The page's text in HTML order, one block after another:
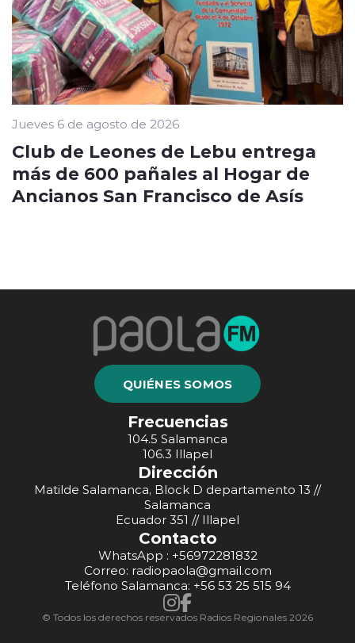
Jueves 6 de agosto de 2026
Club de Leones de Lebu entrega
más de 600 pañales al Hogar de
Ancianos San Francisco de Asís
QUIÉNES SOMOS
Frecuencias
104.5 Salamanca
106.3 Illapel
Dirección
Matilde Salamanca, Block D departamento 13 //
Salamanca
Ecuador 351 // Illapel
Contacto
WhatsApp : +56972281832
Correo: radiopaola@gmail.com
Teléfono Salamanca: +56 53 25 515 94
© Todos los derechos reservados Radios Regionales 2026